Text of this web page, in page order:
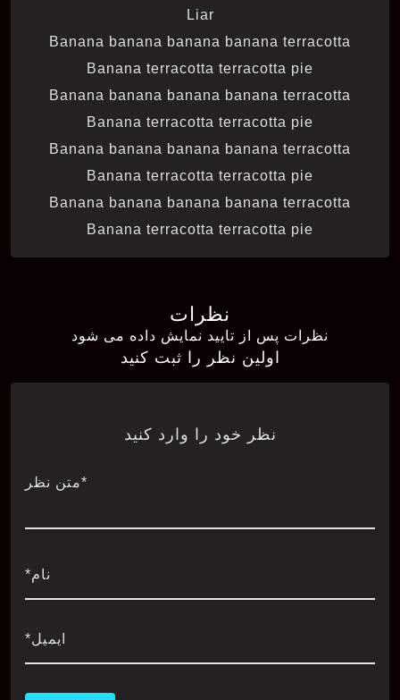
Liar
Banana banana banana banana terracotta
Banana terracotta terracotta pie
Banana banana banana banana terracotta
Banana terracotta terracotta pie
Banana banana banana banana terracotta
Banana terracotta terracotta pie
Banana banana banana banana terracotta
Banana terracotta terracotta pie
نظرات
نظرات پس از تایید نمایش داده می شود
اولین نظر را ثبت کنید
نظر خود را وارد کنید
*متن نظر
نام*
ایمیل*